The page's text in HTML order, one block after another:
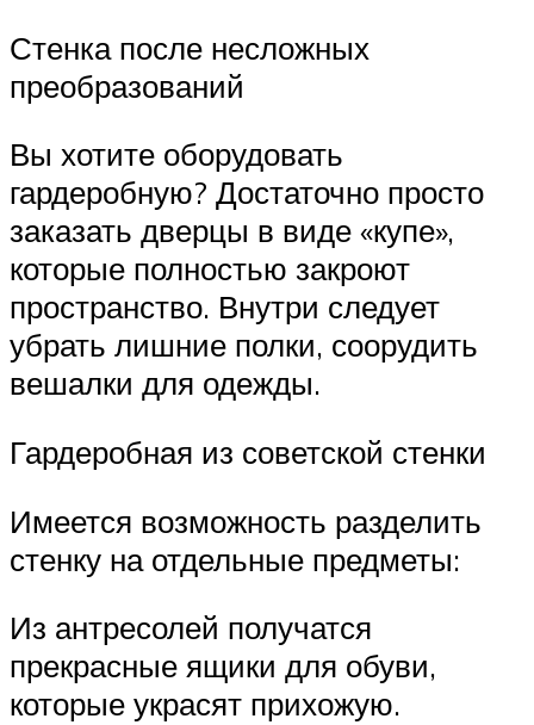
Стенка после несложных
преобразований
Вы хотите оборудовать
гардеробную? Достаточно просто
заказать дверцы в виде «купе»,
которые полностью закроют
пространство. Внутри следует
убрать лишние полки, соорудить
вешалки для одежды.
Гардеробная из советской стенки
Имеется возможность разделить
стенку на отдельные предметы:
Из антресолей получатся
прекрасные ящики для обуви,
которые украсят прихожую.